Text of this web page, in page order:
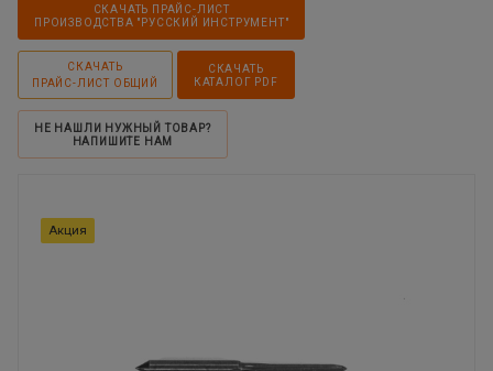
СКАЧАТЬ ПРАЙС-ЛИСТ
ПРОИЗВОДСТВА "РУССКИЙ ИНСТРУМЕНТ"
СКАЧАТЬ
ПРАЙС-ЛИСТ ОБЩИЙ
СКАЧАТЬ
КАТАЛОГ PDF
НЕ НАШЛИ НУЖНЫЙ ТОВАР?
НАПИШИТЕ НАМ
Акция